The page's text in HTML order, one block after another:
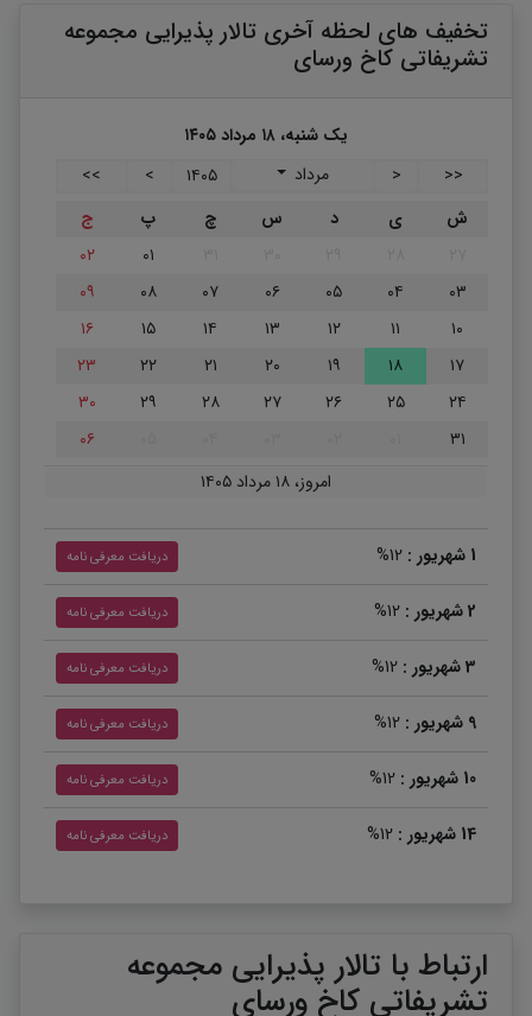
تخفیف های لحظه آخری تالار پذیرایی مجموعه
تشریفاتی کاخ ورسای
یک شنبه، ۱۸ مرداد ۱۴۰۵
<<
< مرداد ۱۴۰۵ >
>>
ش
ی د س چ پ
ج
۰۱
۰۲
۰۳
۰۴ ۰۵ ۰۶ ۰۷ ۰۸
۰۹
۱۰
۱۱ ۱۲ ۱۳ ۱۴ ۱۵
۱۶
۱۷
۱۸ ۱۹ ۲۰ ۲۱ ۲۲
۲۳
۲۴
۲۵ ۲۶ ۲۷ ۲۸ ۲۹
۳۰
۳۱
۰۶
امروز، ۱۸ مرداد ۱۴۰۵
1 شهریور : 12% دریافت معرفی نامه
2 شهریور : 12% دریافت معرفی نامه
3 شهریور : 12% دریافت معرفی نامه
9 شهریور : 12% دریافت معرفی نامه
10 شهریور : 12% دریافت معرفی نامه
14 شهریور : 12% دریافت معرفی نامه
17 شهریور : 12%
ارتباط با تالار پذیرایی مجموعه
تشریفاتی کاخ ورسای